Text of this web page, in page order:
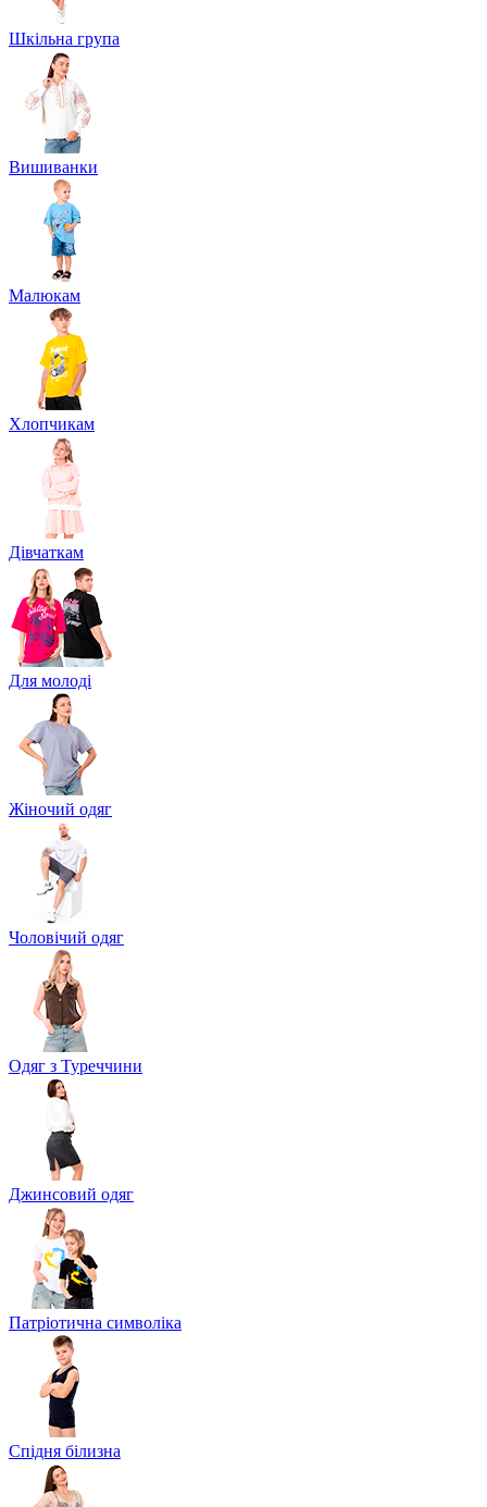
Шкільна група
Вишиванки
Малюкам
Хлопчикам
Дівчаткам
Для молоді
Жіночий одяг
Чоловічий одяг
Одяг з Туреччини
Джинсовий одяг
Патріотична символіка
Спідня білизна